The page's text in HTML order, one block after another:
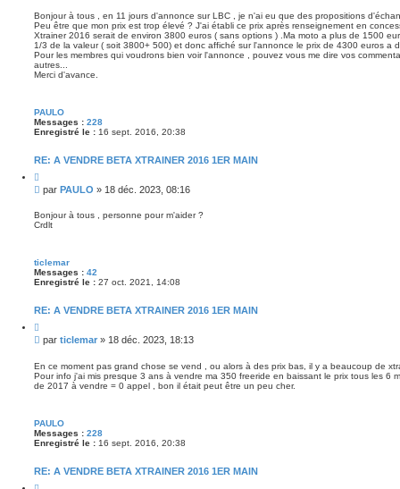
rs
s
a
g
e
Bonjour à tous , en 11 jours d'annonce sur LBC , je n'ai eu que des propositions
Peu être que mon prix est trop élevé ? J'ai établi ce prix après renseignement en
Xtrainer 2016 serait de environ 3800 euros ( sans options ) .Ma moto a plus de 1500
1/3 de la valeur ( soit 3800+ 500) et donc affiché sur l'annonce le prix de 4300 euros a
Pour les membres qui voudrons bien voir l'annonce , pouvez vous me dire vos
autres...
Merci d'avance.
PAULO
Messages : 228
Enregistré le : 16 sept. 2016, 20:38
RE: A VENDRE BETA XTRAINER 2016 1ER MAIN
i
t
r
M
s
s
e
par PAULO » 18 déc. 2023, 08:16
Bonjour à tous , personne pour m'aider ?
Crdlt
ticlemar
Messages : 42
Enregistré le : 27 oct. 2021, 14:08
RE: A VENDRE BETA XTRAINER 2016 1ER MAIN
i
t
r
M
s
s
a
par ticlemar » 18 déc. 2023, 18:13
En ce moment pas grand chose se vend , ou alors à des prix bas, il y a beaucoup de
Pour info j'ai mis presque 3 ans à vendre ma 350 freeride en baissant le prix tous les 6
de 2017 à vendre = 0 appel , bon il était peut être un peu cher.
PAULO
Messages : 228
Enregistré le : 16 sept. 2016, 20:38
RE: A VENDRE BETA XTRAINER 2016 1ER MAIN